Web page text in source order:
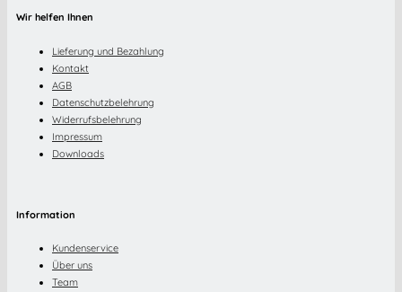
Wir helfen Ihnen
Lieferung und Bezahlung
Kontakt
AGB
Datenschutzbelehrung
Widerrufsbelehrung
Impressum
Downloads
Information
Kundenservice
Über uns
Team